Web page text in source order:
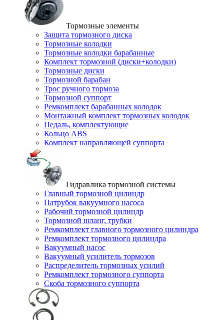
Тормозные элементы
Защита тормозного диска
Тормозные колодки
Тормозные колодки барабанные
Комплект тормозной (диски+колодки)
Тормозные диски
Тормозной барабан
Трос ручного тормоза
Тормозной суппорт
Ремкомплект барабанных колодок
Монтажный комплект тормозных колодок
Педаль, комплектующие
Кольцо ABS
Комплект направляющей суппорта
Гидравлика тормозной системы
Главный тормозной цилиндр
Патрубок вакуумного насоса
Рабочий тормозной цилиндр
Тормозной шланг, трубки
Ремкомплект главного тормозного цилиндра
Ремкомплект тормозного цилиндра
Вакуумный насос
Вакуумный усилитель тормозов
Распределитель тормозных усилий
Ремкомплект тормозного суппорта
Скоба тормозного суппорта